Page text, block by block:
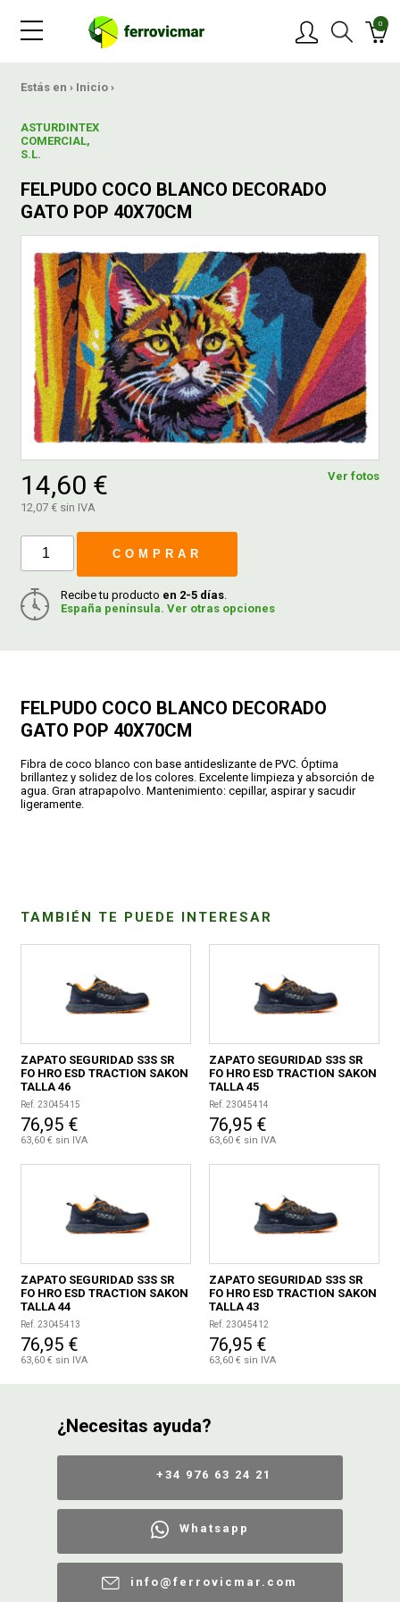
0
Estás en › Inicio ›
ASTURDINTEX
COMERCIAL,
S.L.
FELPUDO COCO BLANCO DECORADO
GATO POP 40X70CM
Ver fotos
14,60 €
12,07 € sin IVA
COMPRAR
Recibe tu producto en 2-5 días.
España península. Ver otras opciones
FELPUDO COCO BLANCO DECORADO
GATO POP 40X70CM
Fibra de coco blanco con base antideslizante de PVC. Óptima
brillantez y solidez de los colores. Excelente limpieza y absorción de
agua. Gran atrapapolvo. Mantenimiento: cepillar, aspirar y sacudir
ligeramente.
TAMBIÉN TE PUEDE INTERESAR
ZAPATO SEGURIDAD S3S SR
FO HRO ESD TRACTION SAKON
TALLA 46
Ref. 23045415
76,95 €
63,60 € sin IVA
ZAPATO SEGURIDAD S3S SR
FO HRO ESD TRACTION SAKON
TALLA 45
Ref. 23045414
76,95 €
63,60 € sin IVA
ZAPATO SEGURIDAD S3S SR
FO HRO ESD TRACTION SAKON
TALLA 44
Ref. 23045413
76,95 €
63,60 € sin IVA
ZAPATO SEGURIDAD S3S SR
FO HRO ESD TRACTION SAKON
TALLA 43
Ref. 23045412
76,95 €
63,60 € sin IVA
¿Necesitas ayuda?
+34 976 63 24 21
Whatsapp
info@ferrovicmar.com
OFERTAS
NOVEDADES
BLOG
CONTACTAR
FERROVICMAR
CATÁLOGOS
DEVOLUCIONES
FORMAS DE PAGO